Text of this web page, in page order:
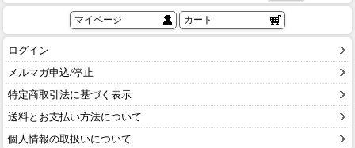
マイページ カート
ログイン
メルマガ申込/停止
特定商取引法に基づく表示
送料とお支払い方法について
個人情報の取扱いについて